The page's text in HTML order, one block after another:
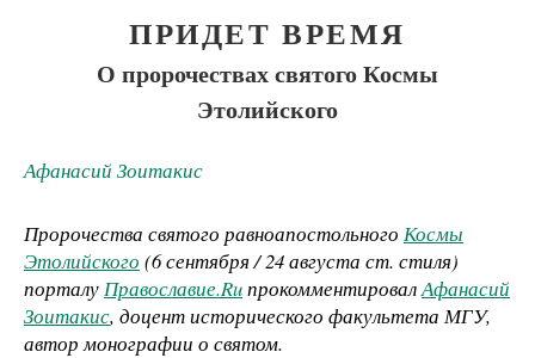
ПРИДЕТ ВРЕМЯ
О пророчествах святого Космы
Этолийского
Афанасий Зоитакис
Пророчества святого равноапостольного Космы
Этолийского (6 сентября / 24 августа ст. стиля)
порталуПравославие.RuпрокомментировалАфанасий
Зоитакис, доцент исторического факультета МГУ,
автор монографии о святом.